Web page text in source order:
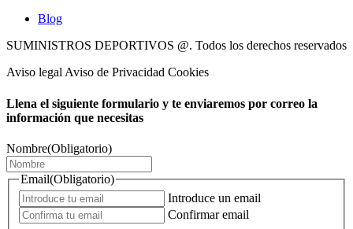
Blog
SUMINISTROS DEPORTIVOS @. Todos los derechos reservados
Aviso legal Aviso de Privacidad Cookies
Llena el siguiente formulario y te enviaremos por correo la
información que necesitas
Nombre(Obligatorio)
Email(Obligatorio)
Introduce un email
Confirmar email